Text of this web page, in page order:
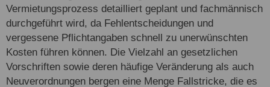
Vermietungsprozess detailliert geplant und fachmännisch
durchgeführt wird, da Fehlentscheidungen und
vergessene Pflichtangaben schnell zu unerwünschten
Kosten führen können. Die Vielzahl an gesetzlichen
Vorschriften sowie deren häufige Veränderung als auch
Neuverordnungen bergen eine Menge Fallstricke, die es